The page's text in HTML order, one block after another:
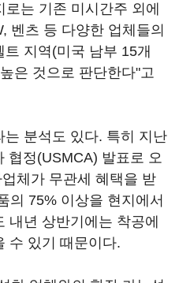
는 기존 미시간주 외에
벤츠 등 다양한 업체들의
지역(미국 남부 15개
은 것으로 판단한다"고
분석도 있다. 특히 지난
협정(USMCA) 발표로 오
체가 무관세 혜택을 받
의 75% 이상을 현지에서
내년 상반기에는 착공에
수 있기 때문이다.